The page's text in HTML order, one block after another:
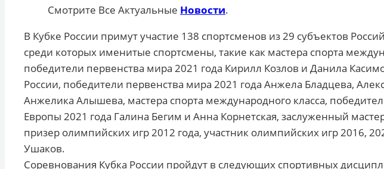
Смотрите Все Актуальные Новости.
В Кубке России примут участие 138 спортсменов из 29 субъектов
среди которых именитые спортсмены, такие как мастера спорта
победители первенства мира 2021 года Кирилл Козлов и Данила
России, победители первенства мира 2021 года Анжела Бладцева,
Анжелика Алышева, мастера спорта международного класса,
Европы 2021 года Галина Бегим и Анна Корнетская, заслуженный
призер олимпийских игр 2012 года, участник олимпийских игр 2016,
Ушаков.
Соревнования Кубка России пройдут в следующих спортивных